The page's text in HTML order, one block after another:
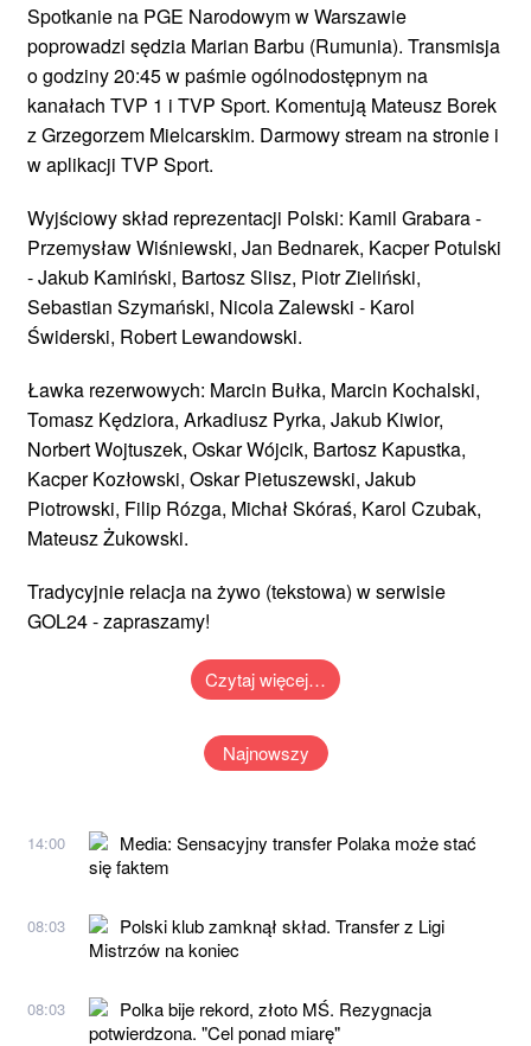
Spotkanie na PGE Narodowym w Warszawie
poprowadzi sędzia Marian Barbu (Rumunia). Transmisja
o godziny 20:45 w paśmie ogólnodostępnym na
kanałach TVP 1 i TVP Sport. Komentują Mateusz Borek
z Grzegorzem Mielcarskim. Darmowy stream na stronie i
w aplikacji TVP Sport.
Wyjściowy skład reprezentacji Polski: Kamil Grabara -
Przemysław Wiśniewski, Jan Bednarek, Kacper Potulski
- Jakub Kamiński, Bartosz Slisz, Piotr Zieliński,
Sebastian Szymański, Nicola Zalewski - Karol
Świderski, Robert Lewandowski.
Ławka rezerwowych: Marcin Bułka, Marcin Kochalski,
Tomasz Kędziora, Arkadiusz Pyrka, Jakub Kiwior,
Norbert Wojtuszek, Oskar Wójcik, Bartosz Kapustka,
Kacper Kozłowski, Oskar Pietuszewski, Jakub
Piotrowski, Filip Rózga, Michał Skóraś, Karol Czubak,
Mateusz Żukowski.
Tradycyjnie relacja na żywo (tekstowa) w serwisie
GOL24 - zapraszamy!
Czytaj więcej…
Najnowszy
14:00
Media: Sensacyjny transfer Polaka może stać
się faktem
08:03
Polski klub zamknął skład. Transfer z Ligi
Mistrzów na koniec
08:03
Polka bije rekord, złoto MŚ. Rezygnacja
potwierdzona. "Cel ponad miarę"